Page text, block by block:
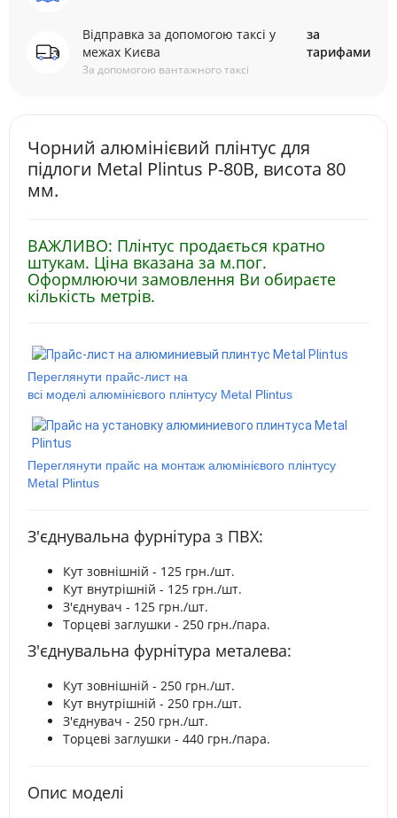
Відправка за допомогою таксі у
межах Києва
За допомогою вантажного таксі
за
тарифами
Чорний алюмінієвий плінтус для
підлоги Metal Plintus P-80B, висота 80
мм.
ВАЖЛИВО: Плінтус продається кратно
штукам. Ціна вказана за м.пог.
Оформлюючи замовлення Ви обираєте
кількість метрів.
Переглянути прайс-лист на
всі моделі алюмінієвого плінтусу Metal Plintus
Переглянути прайс на монтаж алюмінієвого плінтусу
Metal Plintus
З'єднувальна фурнітура з ПВХ:
Кут зовнішній - 125 грн./шт.
Кут внутрішній - 125 грн./шт.
З'єднувач - 125 грн./шт.
Торцеві заглушки - 250 грн./пара.
З'єднувальна фурнітура металева:
Кут зовнішній - 250 грн./шт.
Кут внутрішній - 250 грн./шт.
З'єднувач - 250 грн./шт.
Торцеві заглушки - 440 грн./пара.
Опис моделі